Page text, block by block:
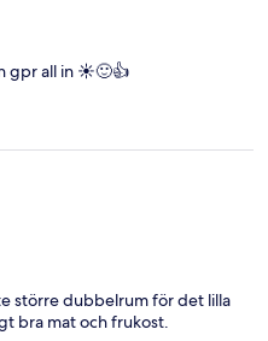
gpr all in ☀️🙂👍
större dubbelrum för det lilla
bra mat och frukost.